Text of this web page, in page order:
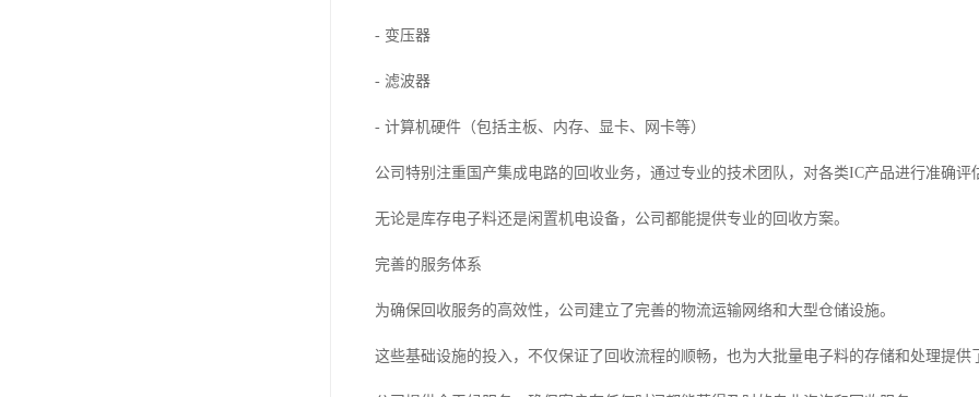
- 变压器
- 滤波器
- 计算机硬件（包括主板、内存、显卡、网卡等）
公司特别注重国产集成电路的回收业务，通过专业的技术团队，对各类IC产品进行准确评
无论是库存电子料还是闲置机电设备，公司都能提供专业的回收方案。
完善的服务体系
为确保回收服务的高效性，公司建立了完善的物流运输网络和大型仓储设施。
这些基础设施的投入，不仅保证了回收流程的顺畅，也为大批量电子料的存储和处理提供